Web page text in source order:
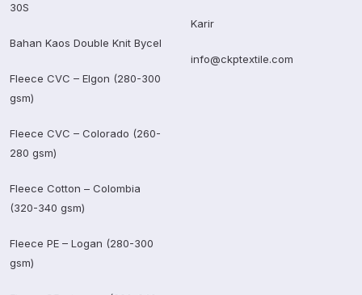
30S
Bahan Kaos Double Knit Bycel
Fleece CVC – Elgon (280-300
gsm)
Fleece CVC – Colorado (260-
280 gsm)
Fleece Cotton – Colombia
(320-340 gsm)
Fleece PE – Logan (280-300
gsm)
Karir
info@ckptextile.com